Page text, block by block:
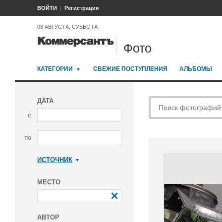
ВОЙТИ Регистрация
08 АВГУСТА, СУББОТА
Фото
КАТЕГОРИИ СВЕЖИЕ ПОСТУПЛЕНИЯ АЛЬБОМЫ
ДАТА
с
по
ИСТОЧНИК
МЕСТО
АВТОР